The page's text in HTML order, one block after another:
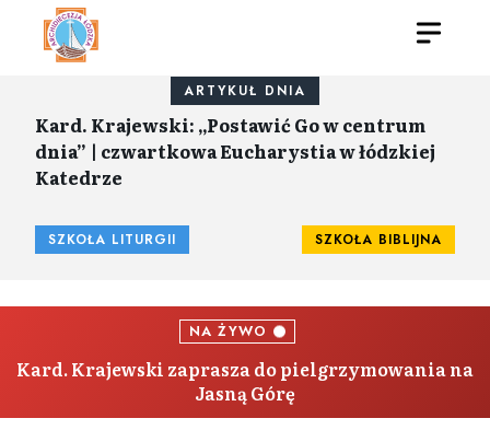
ARTYKUŁ DNIA
Kard. Krajewski: „Postawić Go w centrum
dnia” | czwartkowa Eucharystia w łódzkiej
Katedrze
SZKOŁA LITURGII SZKOŁA BIBLIJNA
NA ŻYWO
Kard. Krajewski zaprasza do pielgrzymowania na
Jasną Górę